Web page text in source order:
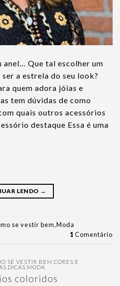
anel… Que tal escolher um
a estrela do seu look?
quem adora jóias e
tem dúvidas de como
quais outros acessórios
destaque Essa é uma
LENDO →
se vestir bem,Moda
1 Comentário
SE VESTIR BEM CORES E
DICAS MODA
coloridos